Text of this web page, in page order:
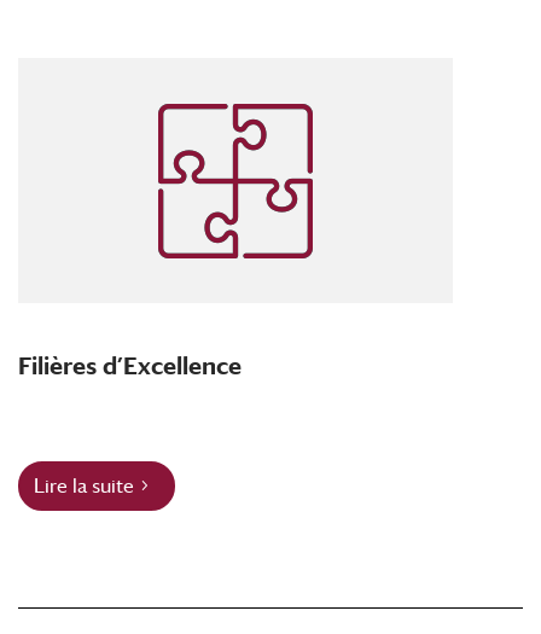
Filières d’Excellence
Lire la suite